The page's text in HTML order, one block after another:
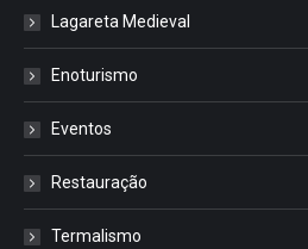
Lagareta Medieval
Enoturismo
Eventos
Restauração
Termalismo